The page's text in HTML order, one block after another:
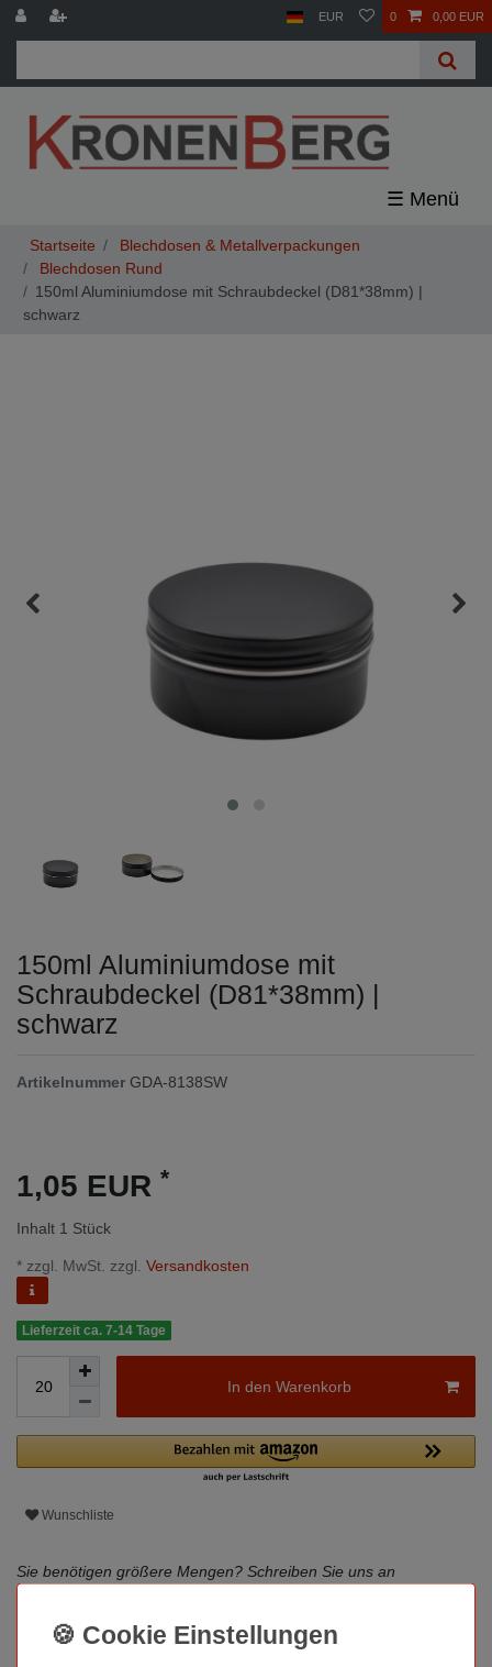
EUR 0 0,00 EUR
☰
Blechdosen & Metallverpackungen
Blechdosen Rund
150ml Aluminiumdose mit Schraubdeckel (D81*38mm) |
schwarz
150ml Aluminiumdose mit
Schraubdeckel (D81*38mm) |
schwarz
Artikelnummer GDA-8138SW
1,05 EUR *
Inhalt 1 Stück
* zzgl. MwSt. zzgl. Versandkosten
Lieferzeit ca. 7-14 Tage
In den Warenkorb
Wunschliste
Sie benötigen größere Mengen? Schreiben Sie uns an
Sie wünschen Beratung?